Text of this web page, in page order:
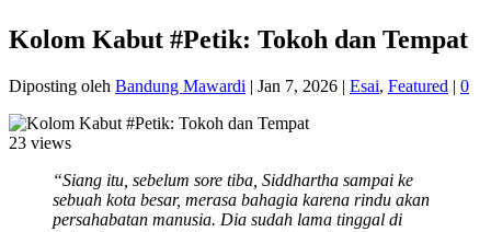
Kolom Kabut #Petik: Tokoh dan Tempat
Diposting oleh Bandung Mawardi | Jan 7, 2026 | Esai, Featured | 0
23 views
“Siang itu, sebelum sore tiba, Siddhartha sampai ke
sebuah kota besar, merasa bahagia karena rindu akan
persahabatan manusia. Dia sudah lama tinggal di